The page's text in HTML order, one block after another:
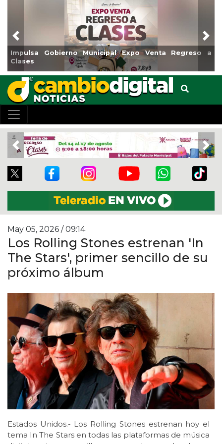
a
Reabrirá Coatzacoalcos la Alberca Semiolímpica
Previous
Previous
May 05, 2026 / 09:14
Los Rolling Stones estrenan 'In
The Stars', primer sencillo de su
próximo álbum
Estados Unidos.- Los Rolling Stones estrenan hoy el
tema In The Stars en todas las plataformas de música